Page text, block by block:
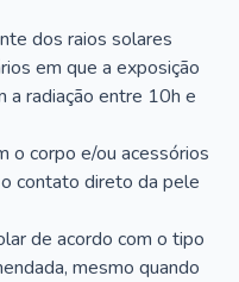
dos raios solares
em que a exposição
a radiação entre 10h e
o corpo e/ou acessórios
contato direto da pele
de acordo com o tipo
mesmo quando